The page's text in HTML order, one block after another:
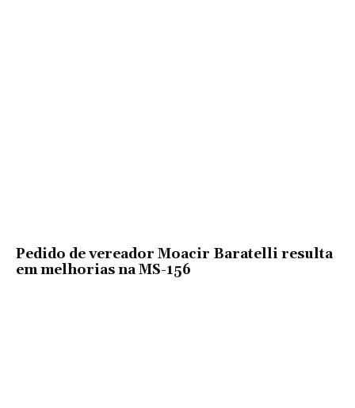
Pedido de vereador Moacir Baratelli resulta
em melhorias na MS-156